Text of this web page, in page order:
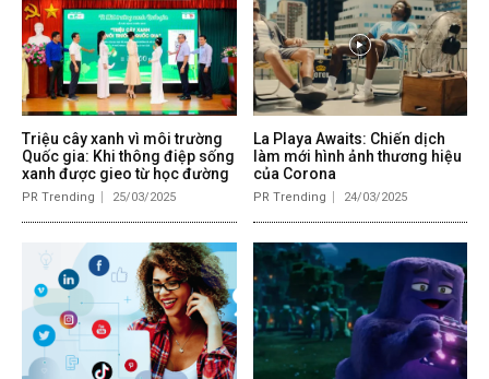
Triệu cây xanh vì môi trường
Quốc gia: Khi thông điệp sống
xanh được gieo từ học đường
PR Trending 25/03/2025
La Playa Awaits: Chiến dịch
làm mới hình ảnh thương hiệu
của Corona
PR Trending 24/03/2025